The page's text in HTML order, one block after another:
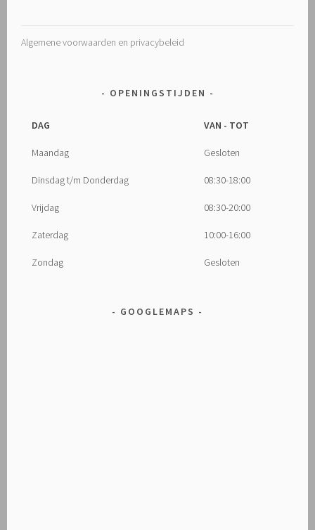
Algemene voorwaarden en privacybeleid
OPENINGSTIJDEN
DAG VAN - TOT
Maandag Gesloten
Dinsdag t/m Donderdag 08:30-18:00
Vrijdag 08:30-20:00
Zaterdag 10:00-16:00
Zondag Gesloten
GOOGLEMAPS